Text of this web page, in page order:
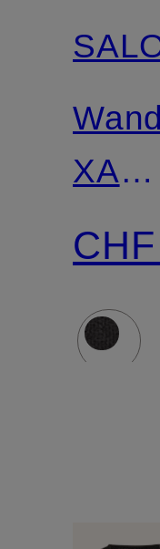
XA
PRO
3D
GTX